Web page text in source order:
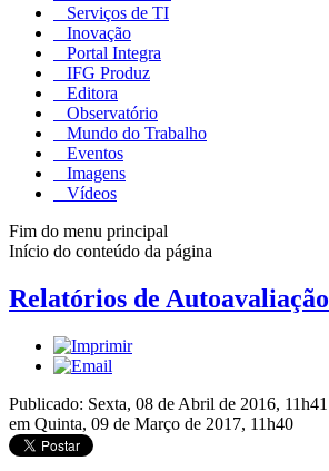
Serviços de TI
Inovação
Portal Integra
IFG Produz
Editora
Observatório
Mundo do Trabalho
Eventos
Imagens
Vídeos
Fim do menu principal
Início do conteúdo da página
Relatórios de Autoavaliação
Publicado: Sexta, 08 de Abril de 2016, 11h41
em Quinta, 09 de Março de 2017, 11h40